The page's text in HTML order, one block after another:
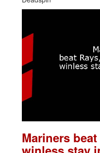
Mariners